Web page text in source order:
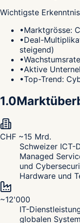
Wichtigste
•Marktgrösse:
•Deal-
steigend)
•
•Aktive
•Top-Trend:
1.0
CHF ~15 Mrd.
Schweizer ICT-
Managed
und
Hardware und
~12'000
IT-
globalen